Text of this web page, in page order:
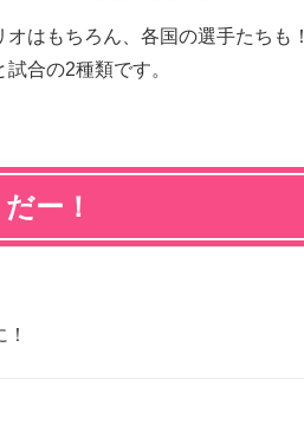
はもちろん、各国の選手たちも！
合の2種類です。
ー！